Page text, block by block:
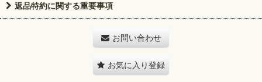
返品特約に関する重要事項
お問い合わせ
お気に入り登録